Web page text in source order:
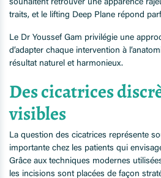
souhaitent retrouver une apparence
traits, et le lifting Deep Plane répond
Le Dr Youssef Gam privilégie une
d’adapter chaque intervention à
résultat naturel et harmonieux.
Des cicatrices
visibles
La question des cicatrices représente
importante chez les patients qui
Grâce aux techniques modernes
les incisions sont placées de façon